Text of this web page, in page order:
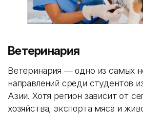
Ветеринария
Ветеринария — одно из самых
направлений среди студентов
Азии. Хотя регион зависит от
хозяйства, экспорта мяса и